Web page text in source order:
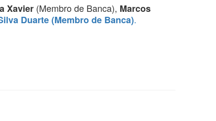
Xavier (Membro de Banca), Marcos
Duarte (Membro de Banca).